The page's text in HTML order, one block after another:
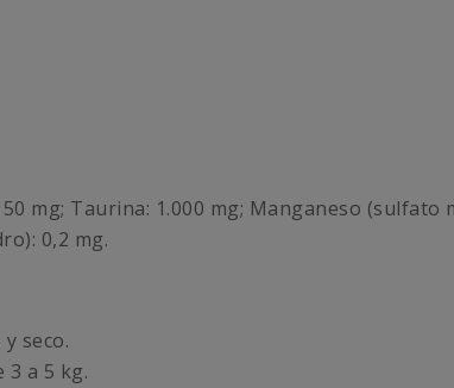
mg; Taurina: 1.000 mg; Manganeso
0,2 mg.
seco.
a 5 kg.